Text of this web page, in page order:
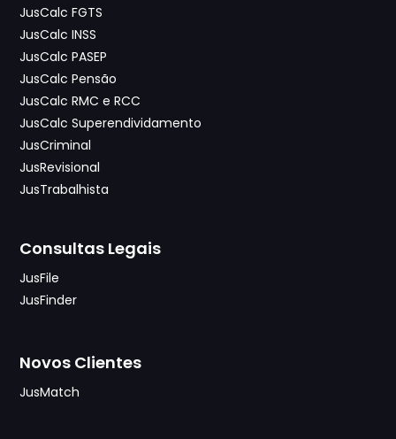
JusCalc FGTS
JusCalc INSS
JusCalc PASEP
JusCalc Pensão
JusCalc RMC e RCC
JusCalc Superendividamento
JusCriminal
JusRevisional
JusTrabalhista
Consultas Legais
JusFile
JusFinder
Novos Clientes
JusMatch